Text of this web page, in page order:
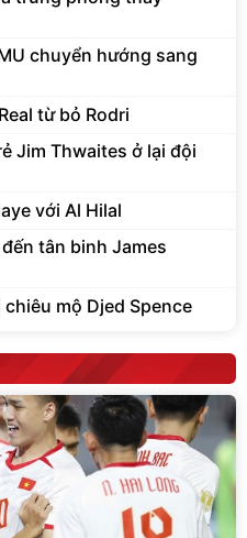
chuyển hướng sang
từ bỏ Rodri
Jim Thwaites ở lại đội
với Al Hilal
tân binh James
mộ Djed Spence